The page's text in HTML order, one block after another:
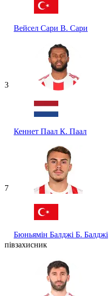
Вейсел Сари В. Сари
3
Кеннет Паал К. Паал
7
Бюньямін Балджі Б. Балджі
півзахисник